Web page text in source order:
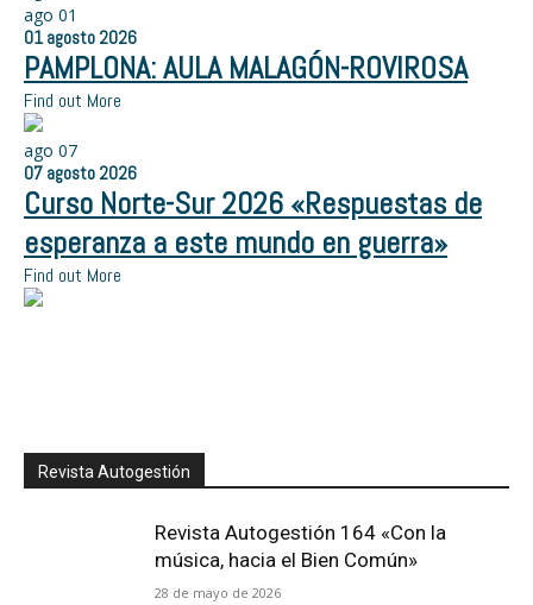
ago 01
01 agosto 2026
PAMPLONA: AULA MALAGÓN-ROVIROSA
Find out More
ago 07
07 agosto 2026
Curso Norte-Sur 2026 «Respuestas de
esperanza a este mundo en guerra»
Find out More
Revista Autogestión
Revista Autogestión 164 «Con la
música, hacia el Bien Común»
28 de mayo de 2026